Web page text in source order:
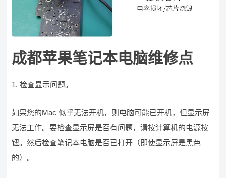
成都苹果笔记本电脑维修点
1. 检查显示问题。
如果您的Mac 似乎无法开机，则电脑可能已开机，但显示屏
无法工作。要检查显示屏是否有问题，请按计算机的电源按
钮。然后检查笔记本电脑是否已打开（即使显示屏是黑色
的）。